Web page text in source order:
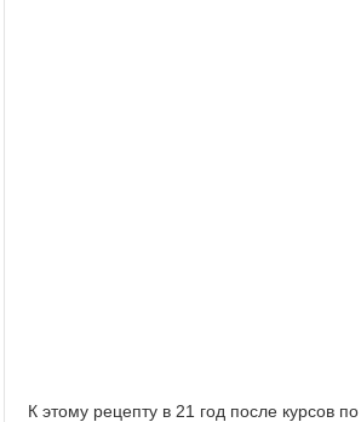
К этому рецепту в 21 год после курсов